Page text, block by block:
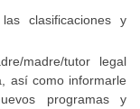
clasificaciones y
madre/tutor legal
así como informarle
programas y